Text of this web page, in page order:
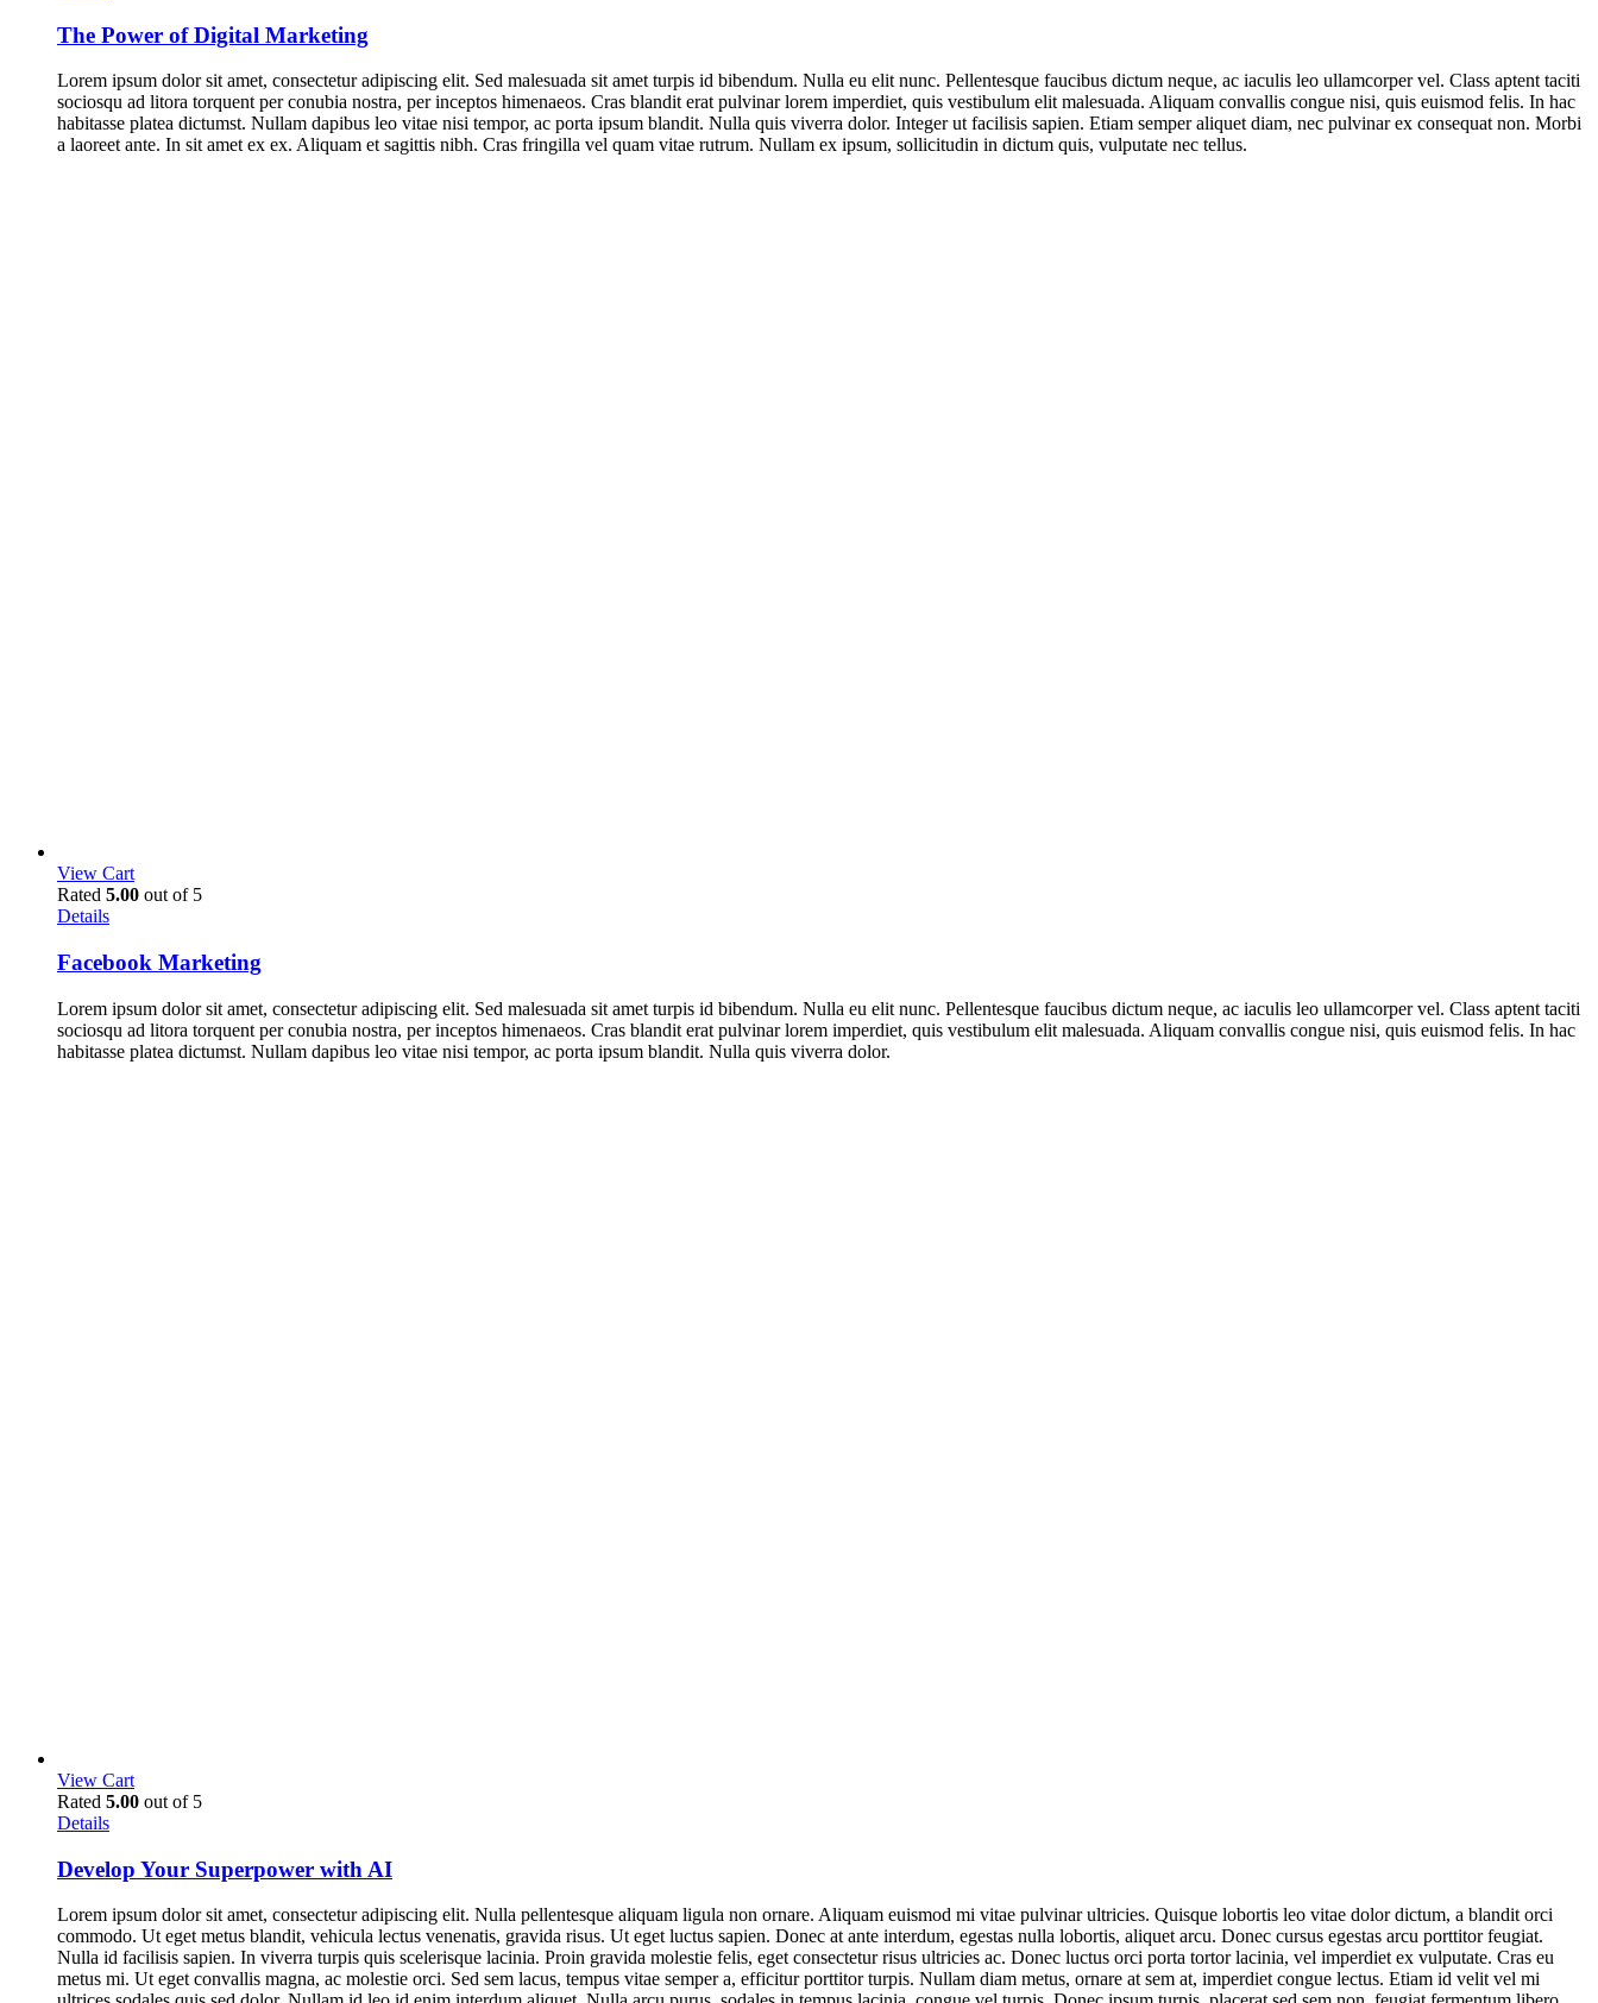
The Power of Digital Marketing
Lorem ipsum dolor sit amet, consectetur adipiscing elit. Sed malesuada sit amet turpis id bibendum. Nulla eu elit nunc. Pellentesque faucibus dictum neque, ac iaculis leo ullamcorper vel. Class aptent taciti
sociosqu ad litora torquent per conubia nostra, per inceptos himenaeos. Cras blandit erat pulvinar lorem imperdiet, quis vestibulum elit malesuada. Aliquam convallis congue nisi, quis euismod felis. In hac
habitasse platea dictumst. Nullam dapibus leo vitae nisi tempor, ac porta ipsum blandit. Nulla quis viverra dolor. Integer ut facilisis sapien. Etiam semper aliquet diam, nec pulvinar ex consequat non. Morbi
a laoreet ante. In sit amet ex ex. Aliquam et sagittis nibh. Cras fringilla vel quam vitae rutrum. Nullam ex ipsum, sollicitudin in dictum quis, vulputate nec tellus.
View Cart
Rated 5.00 out of 5
Details
Facebook Marketing
Lorem ipsum dolor sit amet, consectetur adipiscing elit. Sed malesuada sit amet turpis id bibendum. Nulla eu elit nunc. Pellentesque faucibus dictum neque, ac iaculis leo ullamcorper vel. Class aptent taciti
sociosqu ad litora torquent per conubia nostra, per inceptos himenaeos. Cras blandit erat pulvinar lorem imperdiet, quis vestibulum elit malesuada. Aliquam convallis congue nisi, quis euismod felis. In hac
habitasse platea dictumst. Nullam dapibus leo vitae nisi tempor, ac porta ipsum blandit. Nulla quis viverra dolor.
View Cart
Rated 5.00 out of 5
Details
Develop Your Superpower with AI
Lorem ipsum dolor sit amet, consectetur adipiscing elit. Nulla pellentesque aliquam ligula non ornare. Aliquam euismod mi vitae pulvinar ultricies. Quisque lobortis leo vitae dolor dictum, a blandit orci
commodo. Ut eget metus blandit, vehicula lectus venenatis, gravida risus. Ut eget luctus sapien. Donec at ante interdum, egestas nulla lobortis, aliquet arcu. Donec cursus egestas arcu porttitor feugiat.
Nulla id facilisis sapien. In viverra turpis quis scelerisque lacinia. Proin gravida molestie felis, eget consectetur risus ultricies ac. Donec luctus orci porta tortor lacinia, vel imperdiet ex vulputate. Cras eu
metus mi. Ut eget convallis magna, ac molestie orci. Sed sem lacus, tempus vitae semper a, efficitur porttitor turpis. Nullam diam metus, ornare at sem at, imperdiet congue lectus. Etiam id velit vel mi